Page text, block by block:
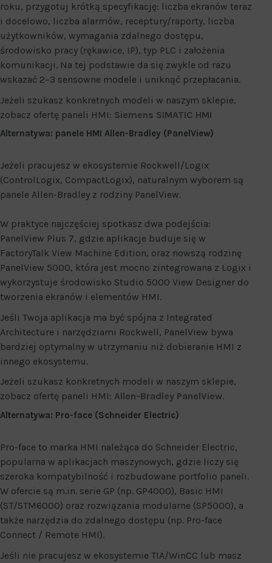
roku, przygotuj krótką specyfikację: liczba ekranów teraz
i docelowo, liczba alarmów, receptury/raporty, liczba
użytkowników, wymagania zdalnego dostępu,
środowisko pracy (rękawice, IP), typ PLC i założenia
komunikacji. Na tej podstawie da się zwykle od razu
wskazać 2–3 sensowne modele i uniknąć przepłacania.
Jeżeli szukasz konkretnych modeli w naszym sklepie,
zobacz ofertę paneli HMI: Siemens SIMATIC HMI
Alternatywa: panele HMI Allen-Bradley (PanelView)
Jeżeli pracujesz w ekosystemie Rockwell/Logix
(ControlLogix, CompactLogix), naturalnym wyborem są
panele Allen-Bradley z rodziny PanelView.
W praktyce najczęściej spotkasz dwa podejścia:
PanelView Plus 7, gdzie aplikacje buduje się w
FactoryTalk View Machine Edition, oraz nowszą rodzinę
PanelView 5000, która jest mocno zintegrowana z Logix i
wykorzystuje środowisko Studio 5000 View Designer do
tworzenia ekranów i elementów HMI.
Jeśli Twoja aplikacja ma być spójna z Integrated
Architecture i narzędziami Rockwell, PanelView bywa
bardziej optymalny w utrzymaniu niż dobieranie HMI z
innego ekosystemu.
Jeżeli szukasz konkretnych modeli w naszym sklepie,
zobacz ofertę paneli HMI: Allen-Bradley PanelView.
Alternatywa: Pro-face (Schneider Electric)
Pro-face to marka HMI należąca do Schneider Electric,
popularna w aplikacjach maszynowych, gdzie liczy się
szeroka kompatybilność i rozbudowane portfolio paneli.
W ofercie są m.in. serie GP (np. GP4000), Basic HMI
(ST/STM6000) oraz rozwiązania modularne (SP5000), a
także narzędzia do zdalnego dostępu (np. Pro-face
Connect / Remote HMI).
Jeśli nie pracujesz w ekosystemie TIA/WinCC lub masz